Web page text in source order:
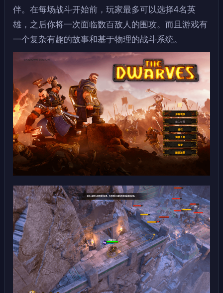
伴。在每场战斗开始前，玩家最多可以选择4名英
雄，之后你将一次面临数百敌人的围攻。而且游戏有
一个复杂有趣的故事和基于物理的战斗系统。